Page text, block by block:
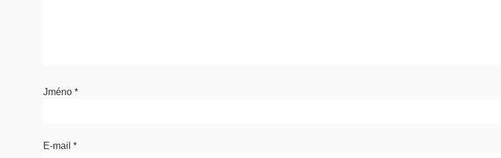
Jméno *
E-mail *